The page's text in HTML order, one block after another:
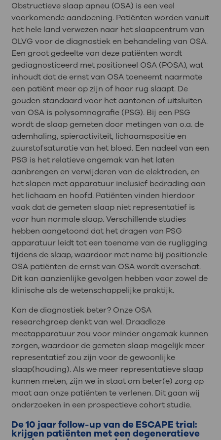
Obstructieve slaap apneu (OSA) is een veel
voorkomende aandoening. Patiënten worden vanuit
het hele land verwezen naar het slaapcentrum van
OLVG voor de diagnostiek en behandeling van OSA.
Een groot gedeelte van deze patiënten wordt
gediagnosticeerd met positioneel OSA (POSA), wat
inhoudt dat de ernst van OSA toeneemt naarmate
een patiënt meer op zijn of haar rug slaapt. De
gouden standaard voor het aantonen of uitsluiten
van OSA is polysomnografie (PSG). Bij een PSG
wordt de slaap gemeten door metingen van o.a. de
ademhaling, spieractiviteit, lichaamspositie en
zuurstofsaturatie van het bloed. Een nadeel van een
PSG is het relatieve ongemak van het laten
aanbrengen en verwijderen van de elektroden, en
het slapen met apparatuur inclusief bedrading aan
het lichaam en hoofd. Patiënten vinden hierdoor
vaak dat de gemeten slaap niet representatief is
voor hun normale slaap. Verschillende studies
hebben aangetoond dat het dragen van PSG
apparatuur leidt tot een toename van de rugligging
tijdens de slaap, waardoor met name bij positionele
OSA patiënten de ernst van OSA wordt overschat.
Dit kan aanzienlijke gevolgen hebben voor zowel de
klinische als de wetenschappelijke praktijk.
Kan de diagnostiek beter? Onze OSA
researchgroep denkt van wel. Draadloze
meetapparatuur zou voor minder ongemak kunnen
zorgen, waardoor de gemeten slaap mogelijk meer
representatief zou zijn voor de gewoonlijke
slaap(houding). Als we meer representatieve slaap
kunnen meten, zijn we in staat om beter(e) zorg op
maat aan onze patiënten te verlenen. Dit gaan wij
onderzoeken in een prospectieve cohort studie.
De 10 jaar follow-up van de ESCAPE trial:
krijgen patiënten met een degeneratieve